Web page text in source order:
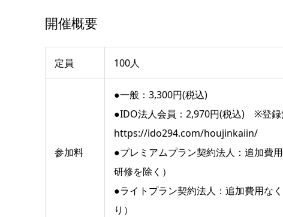
開催概要
定員 100人
参加料
●一般：3,300円(税込)
●IDO法人会員：2,970円(税込) ※登録
https://ido294.com/houjinkaiin/
●プレミアムプラン契約法人：追加費
研修を除く）
●ライトプラン契約法人：追加費用な
り）